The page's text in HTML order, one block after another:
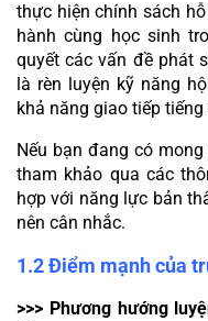
thực hiện chính sách
hành cùng học sinh
quyết các vấn đề phát
là rèn luyện kỹ năng
khả năng giao tiếp
Nếu bạn đang có
tham khảo qua các
hợp với năng lực bản
nên cân nhắc.
1.2 Điểm mạnh của
>>> Phương hướng